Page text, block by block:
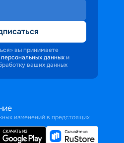
вы принимаете
данных и
ваших данных
изменений в предстоящих